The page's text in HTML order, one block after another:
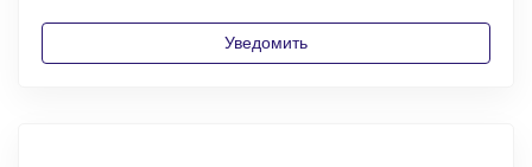
Уведомить